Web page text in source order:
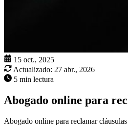
15 oct., 2025
Actualizado: 27 abr., 2026
5 min lectura
Abogado online para
Abogado online para reclamar